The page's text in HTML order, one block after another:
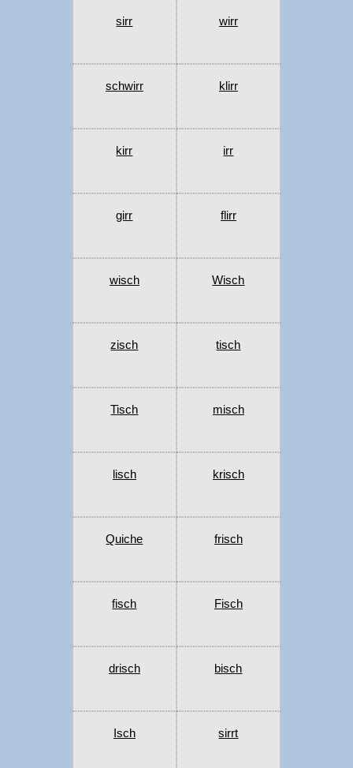
sirr wirr
schwirr klirr
kirr irr
girr flirr
wisch Wisch
zisch tisch
Tisch misch
lisch krisch
Quiche frisch
fisch Fisch
drisch bisch
Isch sirrt